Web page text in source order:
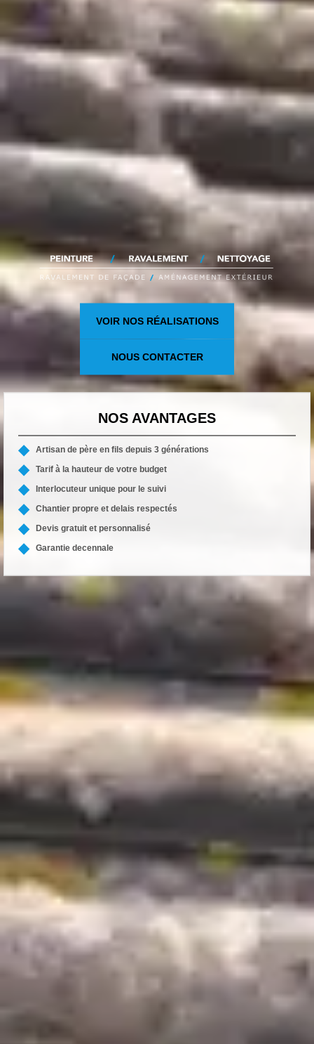
VOIR NOS RÉALISATIONS
NOUS CONTACTER
NOS AVANTAGES
Artisan de père en fils depuis 3 générations
Tarif à la hauteur de votre budget
Interlocuteur unique pour le suivi
Chantier propre et delais respectés
Devis gratuit et personnalisé
Garantie decennale